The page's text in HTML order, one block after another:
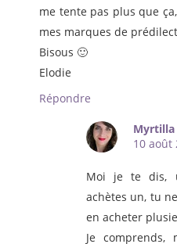
me tente pas plus que
mes marques de
Bisous 🙂
Elodie
Répondre
Myrtilla
10 août
Moi je te dis,
achètes un, tu
en acheter
Je comprends,